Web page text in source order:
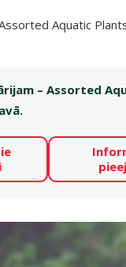
Aquatic
– Assorted